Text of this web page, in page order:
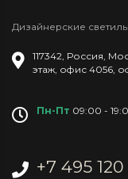
Дизайнерские
117342, Россия,
этаж, офис 4056,
Пн-Пт 09:00 -
+7 495